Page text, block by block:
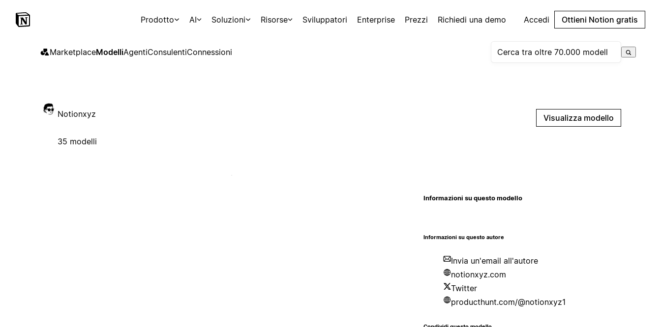
Prodotto AI Soluzioni Risorse Sviluppatori Enterprise Prezzi Richiedi una demo Accedi Ottieni Notion gratis
MarketplaceModelliAgentiConsulentiConnessioni
Notionxyz
35 modelli
Visualizza modello
Informazioni su questo modello
Informazioni su questo autore
Invia un'email all'autore
notionxyz.com
Twitter
producthunt.com/@notionxyz1